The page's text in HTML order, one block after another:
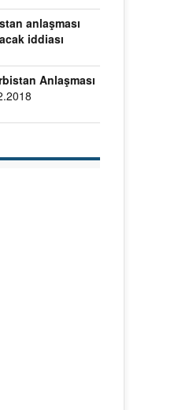
anlaşması
iddiası
Anlaşması